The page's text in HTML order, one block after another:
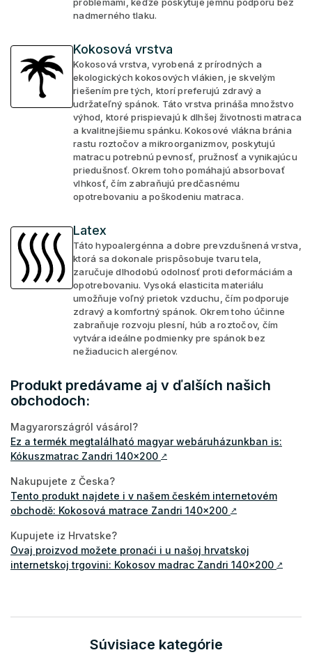
nadmerného tlaku.
Kokosová vrstva
Kokosová vrstva, vyrobená z prírodných a
ekologických kokosových vlákien, je skvelým
riešením pre tých, ktorí preferujú zdravý a
udržateľný spánok. Táto vrstva prináša množstvo
výhod, ktoré prispievajú k dlhšej životnosti matraca
a kvalitnejšiemu spánku. Kokosové vlákna bránia
rastu roztočov a mikroorganizmov, poskytujú
matracu potrebnú pevnosť, pružnosť a vynikajúcu
priedušnosť. Okrem toho pomáhajú absorbovať
vlhkosť, čím zabraňujú predčasnému
opotrebovaniu a poškodeniu matraca.
Latex
Táto hypoalergénna a dobre prevzdušnená vrstva,
ktorá sa dokonale prispôsobuje tvaru tela,
zaručuje dlhodobú odolnosť proti deformáciám a
opotrebovaniu. Vysoká elasticita materiálu
umožňuje voľný prietok vzduchu, čím podporuje
zdravý a komfortný spánok. Okrem toho účinne
zabraňuje rozvoju plesní, húb a roztočov, čím
vytvára ideálne podmienky pre spánok bez
nežiaducich alergénov.
Produkt predávame aj v ďalších našich
obchodoch:
Magyarországról vásárol?
Ez a termék megtalálható magyar webáruházunkban is:
Kókuszmatrac Zandri 140x200 ↗
Nakupujete z Česka?
Tento produkt najdete i v našem českém internetovém
obchodě: Kokosová matrace Zandri 140x200 ↗
Kupujete iz Hrvatske?
Ovaj proizvod možete pronaći i u našoj hrvatskoj
internetskoj trgovini: Kokosov madrac Zandri 140x200 ↗
Súvisiace kategórie